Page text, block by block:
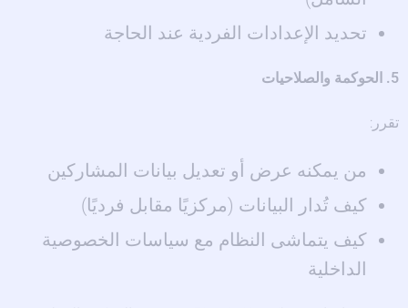
تحديد الإعدادات الفردية عند الحاجة
5. الحوكمة والصلاحيات
تقرر:
من يمكنه عرض أو تعديل بيانات المشاركين
كيف تُدار البيانات (مركزيًا مقابل فرديًا)
كيف يتماشى النظام مع سياسات الخصوصية
الداخلية